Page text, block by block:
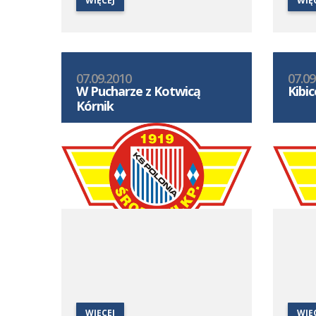
07.09.2010
W Pucharze z Kotwicą
Kórnik
WIĘCEJ